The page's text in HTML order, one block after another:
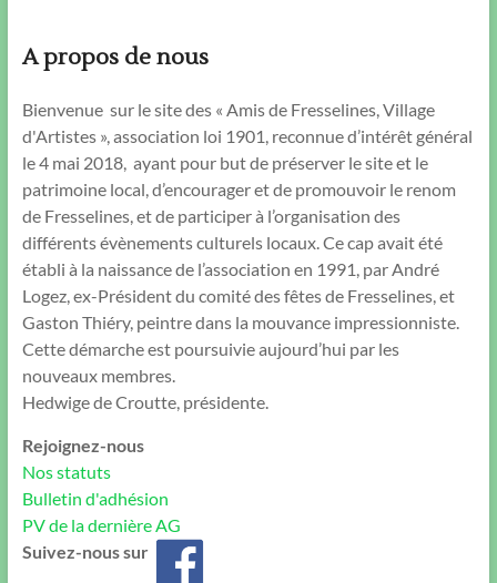
A propos de nous
Bienvenue sur le site des « Amis de Fresselines, Village
d'Artistes », association loi 1901, reconnue d’intérêt général
le 4 mai 2018, ayant pour but de préserver le site et le
patrimoine local, d’encourager et de promouvoir le renom
de Fresselines, et de participer à l’organisation des
différents évènements culturels locaux. Ce cap avait été
établi à la naissance de l’association en 1991, par André
Logez, ex-Président du comité des fêtes de Fresselines, et
Gaston Thiéry, peintre dans la mouvance impressionniste.
Cette démarche est poursuivie aujourd’hui par les
nouveaux membres.
Hedwige de Croutte, présidente.
Rejoignez-nous
Nos statuts
Bulletin d'adhésion
PV de la dernière AG
Suivez-nous sur